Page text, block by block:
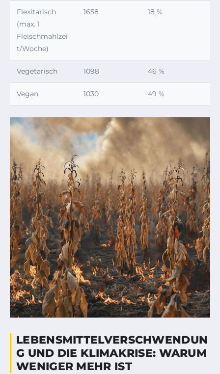
Flexitarisch
(max. 1
Fleischmahlzei
t/Woche)
1658 18 %
Vegetarisch 1098 46 %
Vegan 1030 49 %
LEBENSMITTELVERSCHWENDUN
G UND DIE KLIMAKRISE: WARUM
WENIGER MEHR IST